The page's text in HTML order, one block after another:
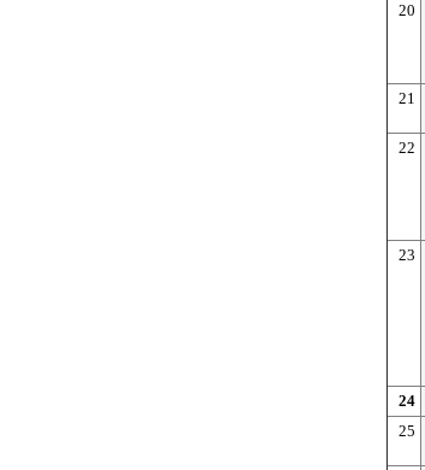
20
21
22
23
24
25